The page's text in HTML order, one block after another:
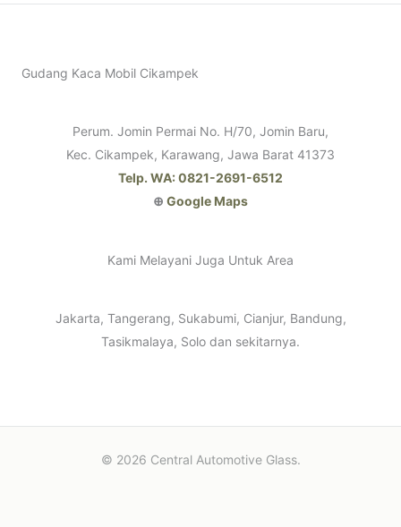
Gudang Kaca Mobil Cikampek
Perum. Jomin Permai No. H/70, Jomin Baru,
Kec. Cikampek, Karawang, Jawa Barat 41373
Telp. WA: 0821-2691-6512
⊕ Google Maps
Kami Melayani Juga Untuk Area
Jakarta, Tangerang, Sukabumi, Cianjur, Bandung,
Tasikmalaya, Solo dan sekitarnya.
© 2026 Central Automotive Glass.